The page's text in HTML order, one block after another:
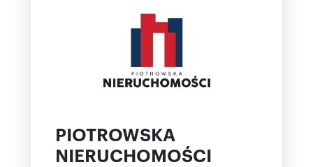
PIOTROWSKA
NIERUCHOMOŚCI